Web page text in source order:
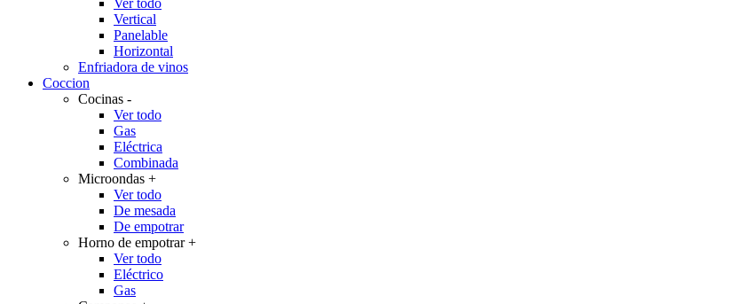
Ver todo
Vertical
Panelable
Horizontal
Enfriadora de vinos
Coccion
Cocinas -
Ver todo
Gas
Eléctrica
Combinada
Microondas +
Ver todo
De mesada
De empotrar
Horno de empotrar+
Ver todo
Eléctrico
Gas